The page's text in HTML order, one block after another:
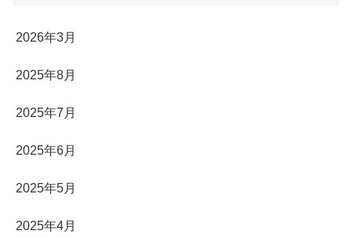
2026年3月
2025年8月
2025年7月
2025年6月
2025年5月
2025年4月